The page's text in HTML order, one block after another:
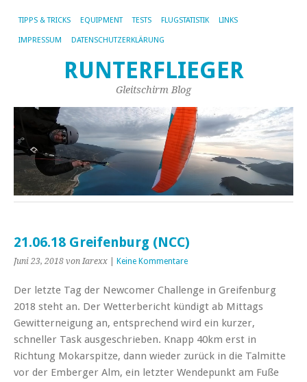
TIPPS & TRICKS EQUIPMENT TESTS FLUGSTATISTIK LINKS
IMPRESSUM DATENSCHUTZERKLÄRUNG
RUNTERFLIEGER
Gleitschirm Blog
21.06.18 Greifenburg (NCC)
Juni 23, 2018 von Iarexx Keine Kommentare
Der letzte Tag der Newcomer Challenge in Greifenburg
2018 steht an. Der Wetterbericht kündigt ab Mittags
Gewitterneigung an, entsprechend wird ein kurzer,
schneller Task ausgeschrieben. Knapp 40km erst in
Richtung Mokarspitze, dann wieder zurück in die Talmitte
vor der Emberger Alm, ein letzter Wendepunkt am Fuße